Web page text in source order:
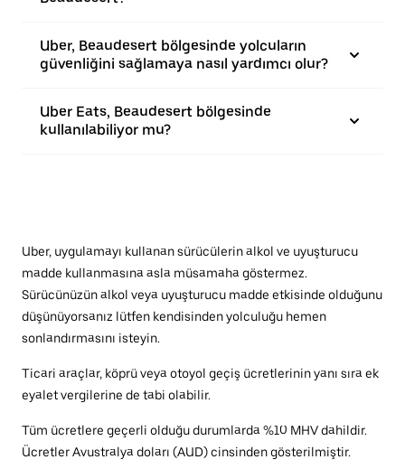
Uber, Beaudesert bölgesinde yolcuların
güvenliğini sağlamaya nasıl yardımcı olur?
Uber Eats, Beaudesert bölgesinde
kullanılabiliyor mu?
Uber, uygulamayı kullanan sürücülerin alkol ve uyuşturucu
madde kullanmasına asla müsamaha göstermez.
Sürücünüzün alkol veya uyuşturucu madde etkisinde olduğunu
düşünüyorsanız lütfen kendisinden yolculuğu hemen
sonlandırmasını isteyin.
Ticari araçlar, köprü veya otoyol geçiş ücretlerinin yanı sıra ek
eyalet vergilerine de tabi olabilir.
Tüm ücretlere geçerli olduğu durumlarda %10 MHV dahildir.
Ücretler Avustralya doları (AUD) cinsinden gösterilmiştir.